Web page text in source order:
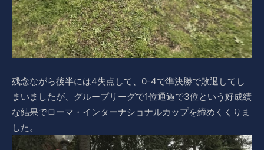
残念ながら後半には4失点して、0-4で準決勝で敗退してし
まいましたが、グループリーグで1位通過で3位という好成績
な結果でローマ・インターナショナルカップを締めくくりま
した。